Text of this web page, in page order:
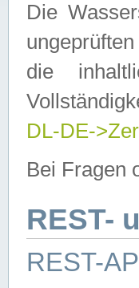
Die
die
DL-DE-
Bei Fragen
REST-
REST-